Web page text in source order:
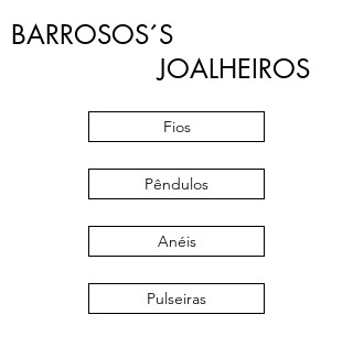
BARROSOS´S
JOALHEIROS
Fios
Pêndulos
Anéis
Pulseiras